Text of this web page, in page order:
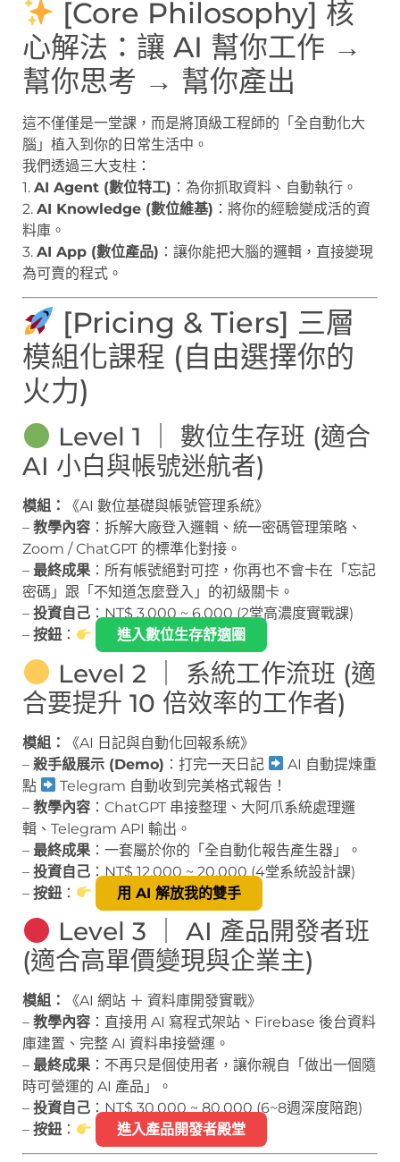
[Core Philosophy] 核
心解法：讓 AI 幫你工作 →
幫你思考 → 幫你產出
這不僅僅是一堂課，而是將頂級工程師的「全自動化大
腦」植入到你的日常生活中。
我們透過三大支柱：
1. AI Agent (數位特工) ：為你抓取資料、自動執行。
2. AI Knowledge (數位維基) ：將你的經驗變成活的資
料庫。
3. AI App (數位產品) ：讓你能把大腦的邏輯，直接變現
為可賣的程式。
[Pricing & Tiers] 三層
模組化課程 (自由選擇你的
火力)
Level 1 ｜ 數位生存班 (適合
AI 小白與帳號迷航者)
模組：
《AI 數位基礎與帳號管理系統》
– 教學內容 ：拆解大廠登入邏輯、統一密碼管理策略、
Zoom / ChatGPT 的標準化對接。
– 最終成果 ：所有帳號絕對可控，你再也不會卡在「忘記
密碼」跟「不知道怎麼登入」的初級關卡。
– 投資自己 ：NT$ 3,000 ~ 6,000 (2堂高濃度實戰課)
– 按鈕 ： 進入數位生存舒適圈
Level 2 ｜ 系統工作流班 (適
合要提升 10 倍效率的工作者)
模組：
《AI 日記與自動化回報系統》
– 殺手級展示 (Demo) ：打完一天日記
AI 自動提煉重
點
Telegram 自動收到完美格式報告！
– 教學內容 ：ChatGPT 串接整理、大阿爪系統處理邏
輯、Telegram API 輸出。
– 最終成果 ：一套屬於你的「全自動化報告產生器」。
– 投資自己 ：NT$ 12,000 ~ 20,000 (4堂系統設計課)
– 按鈕 ： 用 AI 解放我的雙手
Level 3 ｜ AI 產品開發者班
(適合高單價變現與企業主)
模組：
《AI 網站 ＋ 資料庫開發實戰》
– 教學內容 ：直接用 AI 寫程式架站、Firebase 後台資料
庫建置、完整 AI 資料串接營運。
– 最終成果 ：不再只是個使用者，讓你親自「做出一個隨
時可營運的 AI 產品」。
– 投資自己 ：NT$ 30,000 ~ 80,000 (6~8週深度陪跑)
– 按鈕 ： 進入產品開發者殿堂